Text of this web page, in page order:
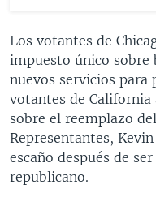
Los votantes de
impuesto único sobre
nuevos servicios para
votantes de California
sobre el reemplazo
Representantes,
escaño después de
republicano.